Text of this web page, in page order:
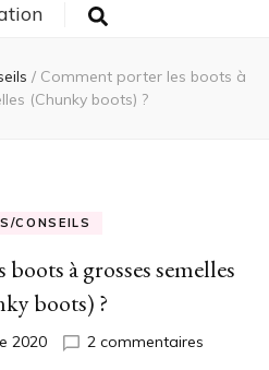
/ Comment porter les boots à
(Chunky boots) ?
CONSEILS
à grosses semelles
boots) ?
2020 2 commentaires